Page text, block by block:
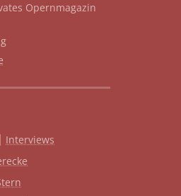
Opernmagazin
Interviews